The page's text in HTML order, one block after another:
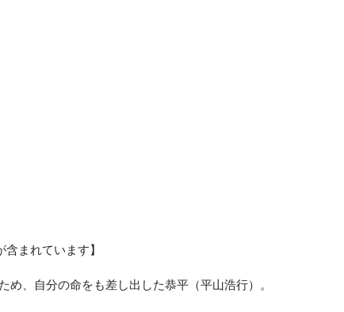
まれています】
め、自分の命をも差し出した恭平（平山浩行）。